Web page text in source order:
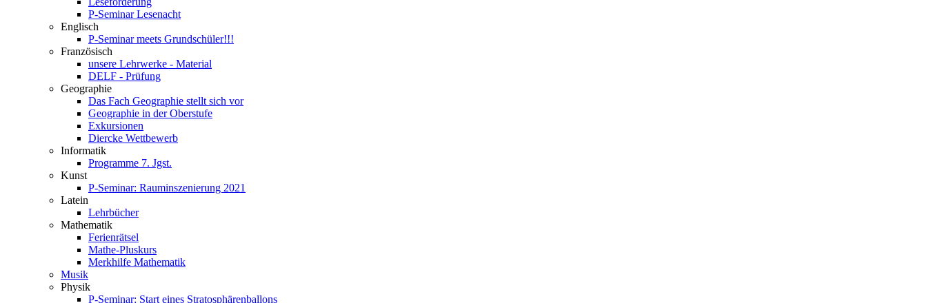
P-Seminar Lesenacht
Englisch
P-Seminar meets Grundschüler!!!
Französisch
unsere Lehrwerke - Material
DELF - Prüfung
Geographie
Das Fach Geographie stellt sich vor
Geographie in der Oberstufe
Exkursionen
Diercke Wettbewerb
Informatik
Programme 7. Jgst.
Kunst
P-Seminar: Rauminszenierung 2021
Latein
Lehrbücher
Mathematik
Ferienrätsel
Mathe-Pluskurs
Merkhilfe Mathematik
Musik
Physik
P-Seminar: Start eines Stratosphärenballons